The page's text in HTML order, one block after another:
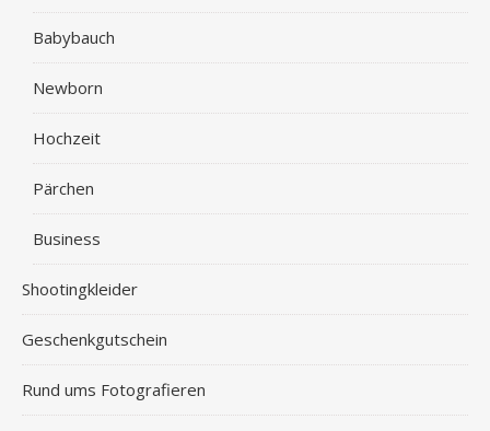
Babybauch
Newborn
Hochzeit
Pärchen
Business
Shootingkleider
Geschenkgutschein
Rund ums Fotografieren